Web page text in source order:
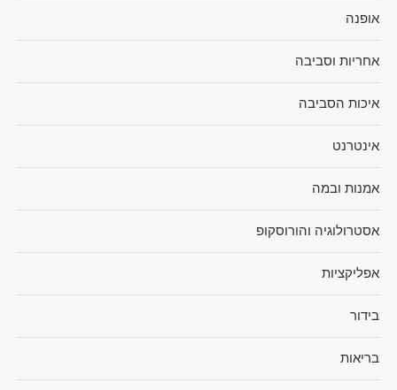
אופנה
אחריות וסביבה
איכות הסביבה
אינטרנט
אמנות ובמה
אסטרולוגיה והורוסקופ
אפליקציות
בידור
בריאות